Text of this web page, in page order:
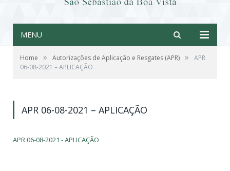
MENU
Home » Autorizações de Aplicação e Resgates (APR) »
APR
06-08-2021 – APLICAÇÃO
APR 06-08-2021 – APLICAÇÃO
APR 06-08-2021 - APLICAÇÃO